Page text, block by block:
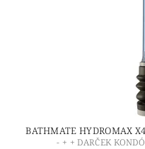
BATHMATE HYDROMAX
- + + DARČEK